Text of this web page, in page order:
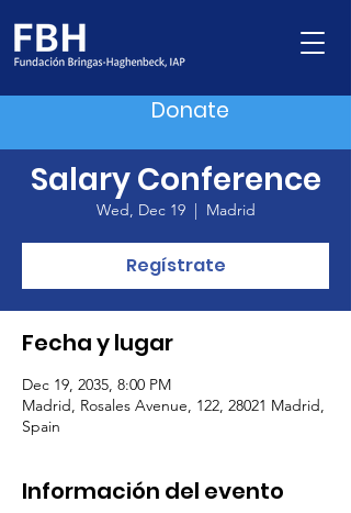
Donate
Salary Conference
Wed, Dec 19
  |
Madrid
Regístrate
Fecha y lugar
Dec 19, 2035, 8:00 PM
Madrid, Rosales Avenue, 122, 28021 Madrid,
Spain
Información del evento